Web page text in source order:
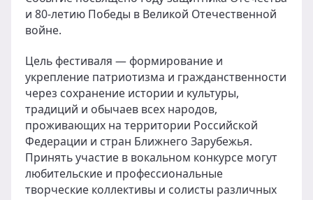
и 80-летию Победы в Великой Отечественной
войне.
Цель фестиваля — формирование и
укрепление патриотизма и гражданственности
через сохранение истории и культуры,
традиций и обычаев всех народов,
проживающих на территории Российской
Федерации и стран Ближнего Зарубежья.
Принять участие в вокальном конкурсе могут
любительские и профессиональные
творческие коллективы и солисты различных